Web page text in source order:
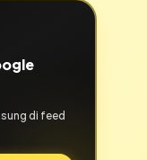
di feed